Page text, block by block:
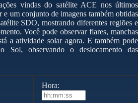
vindas do satélite ACE nos últimos
e um conjunto de imagens também obtidas
SDO, mostrando diferentes regiões e
Você pode observar flares, manchas
a atividade solar agora. E também pode
Sol, observando o deslocamento das
Hora: